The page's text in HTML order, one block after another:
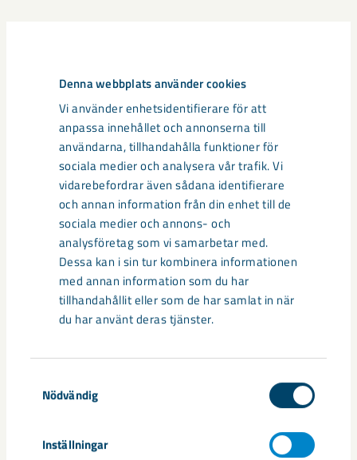
Denna webbplats använder cookies
Vi använder enhetsidentifierare för att
anpassa innehållet och annonserna till
användarna, tillhandahålla funktioner för
sociala medier och analysera vår trafik. Vi
vidarebefordrar även sådana identifierare
och annan information från din enhet till de
sociala medier och annons- och
analysföretag som vi samarbetar med.
Dessa kan i sin tur kombinera informationen
med annan information som du har
tillhandahållit eller som de har samlat in när
du har använt deras tjänster.
Nödvändig
Inställningar
Så kan humanoida robotar öka
säkerheten i framtidens gruva
Utvecklingen av humanoida robotar, människoliknande
robotar med armar och ben, går snabbt. I takt med att